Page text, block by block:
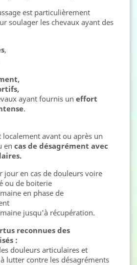
est particulièrement
soulager les chevaux ayant des
,
ayant fournis un effort
.
avant ou après un
en cas de désagrément avec
jour en cas de douleurs voire
ou de boiterie
en phase de
jusqu'à récupération.
reconnues des
:
douleurs articulaires et
lutter contre les désagréments